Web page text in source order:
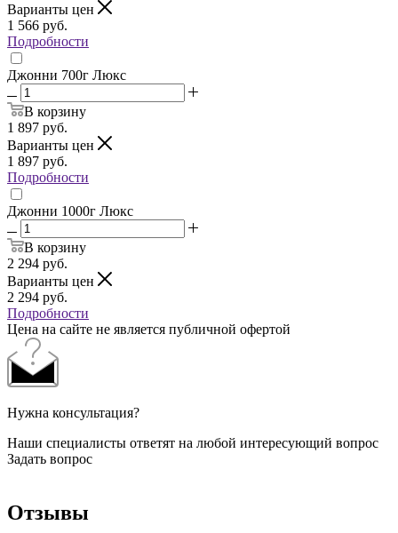
Варианты цен
1 566 руб.
Подробности
Джонни 700г Люкс
В корзину
1 897 руб.
Варианты цен
1 897 руб.
Подробности
Джонни 1000г Люкс
В корзину
2 294 руб.
Варианты цен
2 294 руб.
Подробности
Цена на сайте не является публичной офертой
Нужна консультация?
Наши специалисты ответят на любой интересующий вопрос
Задать вопрос
Отзывы